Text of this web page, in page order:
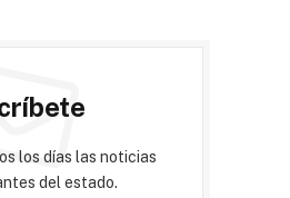
los días las noticias
del estado.